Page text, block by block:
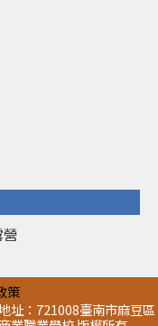
策
址：721008臺南市麻豆區